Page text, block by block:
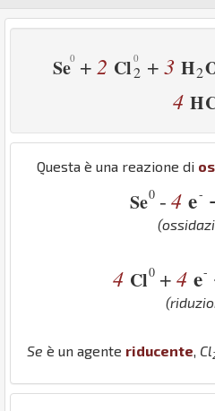
Se + 2 Cl2 +3 H2
4 H
Questa è una reazione di
Se0 - 4 e-
4 Cl0 +4 e-
Se è un agente riducente Cl